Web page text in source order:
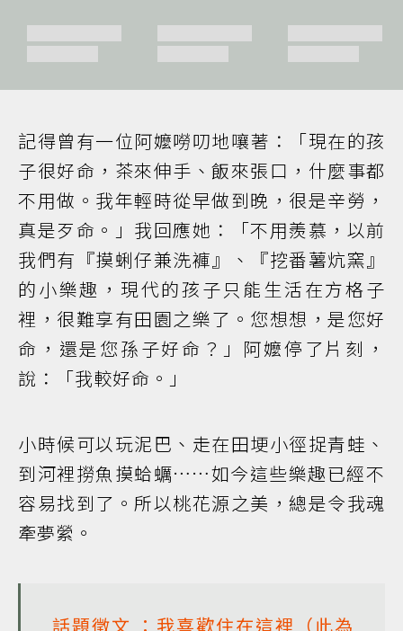
記得曾有一位阿嬤嘮叨地嚷著：「現在的孩
子很好命，茶來伸手、飯來張口，什麼事都
不用做。我年輕時從早做到晚，很是辛勞，
真是歹命。」我回應她：「不用羨慕，以前
我們有『摸蜊仔兼洗褲』、『挖番薯炕窯』
的小樂趣，現代的孩子只能生活在方格子
裡，很難享有田園之樂了。您想想，是您好
命，還是您孫子好命？」阿嬤停了片刻，
說：「我較好命。」
小時候可以玩泥巴、走在田埂小徑捉青蛙、
到河裡撈魚摸蛤蠣……如今這些樂趣已經不
容易找到了。所以桃花源之美，總是令我魂
牽夢縈。
話題徵文 ：我喜歡住在這裡（此為